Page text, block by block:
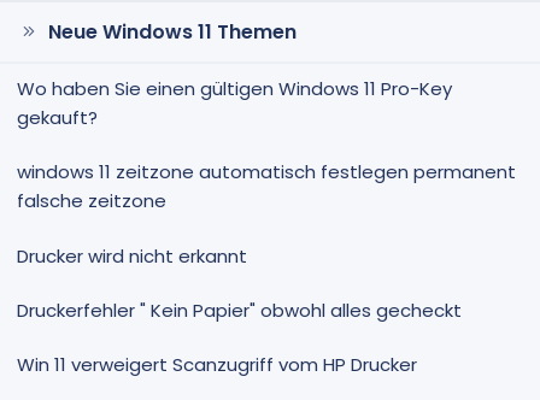
Neue Windows 11 Themen
Wo haben Sie einen gültigen Windows 11 Pro-Key
gekauft?
windows 11 zeitzone automatisch festlegen permanent
falsche zeitzone
Drucker wird nicht erkannt
Druckerfehler " Kein Papier" obwohl alles gecheckt
Win 11 verweigert Scanzugriff vom HP Drucker